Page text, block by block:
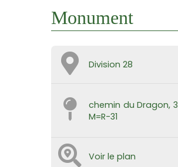
Monument
Division 28
chemin du Dragon, 3
M=R-31
Voir le plan